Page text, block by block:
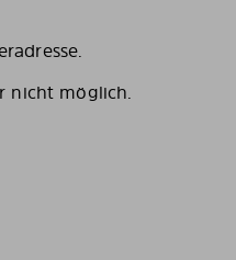
nicht möglich.